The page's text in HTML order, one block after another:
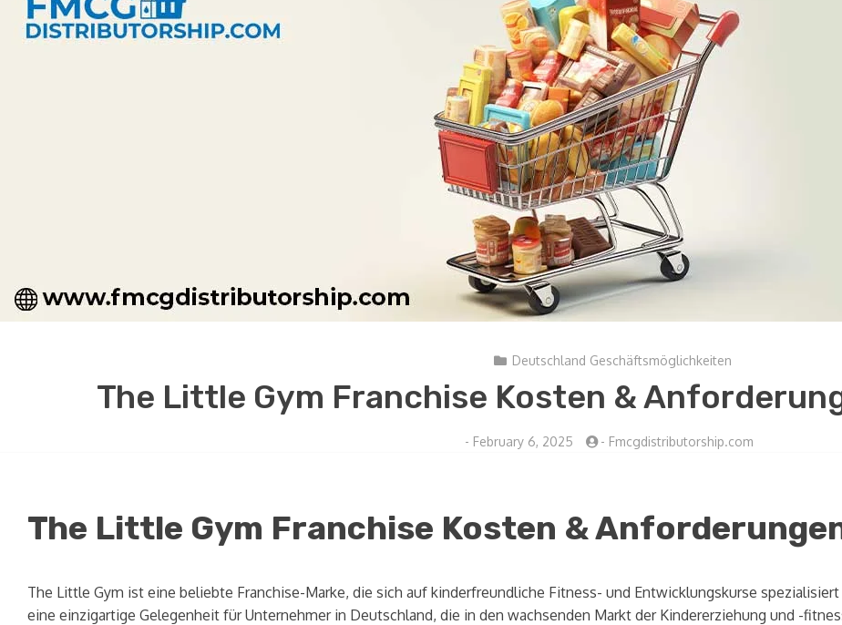
Deutschland Geschäftsmöglichkeiten
The Little Gym Franchise Kosten &
- February 6, 2025 - Fmcgdistributorship.com
The Little Gym Franchise Kosten &
The Little Gym ist eine beliebte Franchise-Marke, die sich auf kinderfreundliche Fitness- und Entwicklungskurse
eine einzigartige Gelegenheit für Unternehmer in Deutschland, die in den wachsenden Markt der Kindererziehung und -